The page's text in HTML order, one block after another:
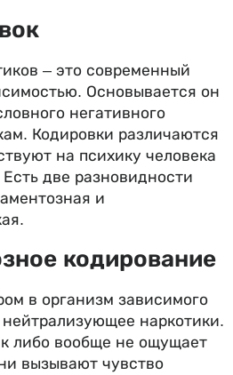
– это современный
Основывается он
негативного
Кодировки различаются
на психику человека
две разновидности
и
кодирование
в организм зависимого
наркотики.
либо вообще не ощущает
вызывают чувство